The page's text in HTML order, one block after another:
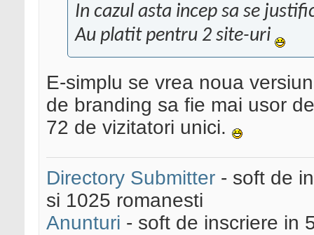
In cazul asta incep sa se
Au platit pentru 2 site-uri
E-simplu se vrea noua
de branding sa fie mai usor
72 de vizitatori unici.
Directory Submitter - soft de
si 1025 romanesti
Anunturi - soft de inscriere in